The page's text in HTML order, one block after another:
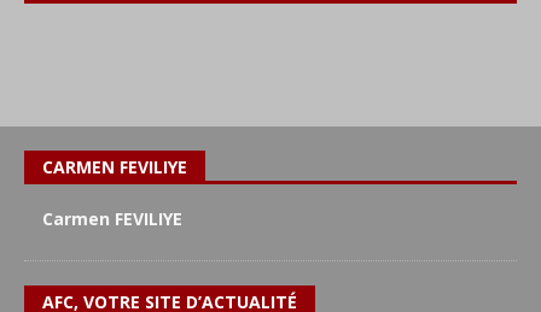
CARMEN FEVILIYE
Carmen FEVILIYE
AFC, VOTRE SITE D’ACTUALITÉ